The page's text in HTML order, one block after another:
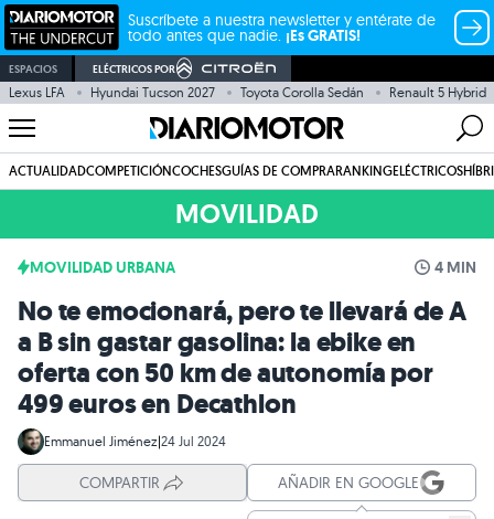
Suscríbete a nuestra newsletter y entérate de
todo antes que nadie. ¡Es GRATIS!
ESPACIOS ELÉCTRICOS POR
Lexus LFA Hyundai Tucson 2027 Toyota Corolla Sedán Renault 5 Hybrid
ACTUALIDADCOMPETICIÓNCOCHESGUÍAS DE COMPRARANKINGELÉCTRICOS
MOVILIDAD
MOVILIDAD URBANA 4 MIN
No te emocionará, pero te llevará de A
a B sin gastar gasolina: la ebike en
oferta con 50 km de autonomía por
499 euros en Decathlon
Emmanuel Jiménez|24 Jul 2024
COMPARTIR AÑADIR EN GOOGLE